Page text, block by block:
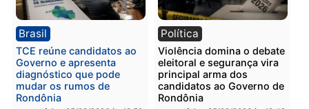
Polícia
Homem é esfaqueado no
Polícia
Três suspeitos ligados a